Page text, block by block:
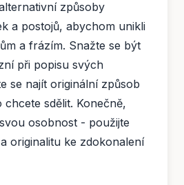
způsoby
a postojů, abychom unikli
a frázím. Snažte se být
při popisu svých
se najít originální způsob
sdělit. Konečně,
osobnost - použijte
originalitu ke zdokonalení